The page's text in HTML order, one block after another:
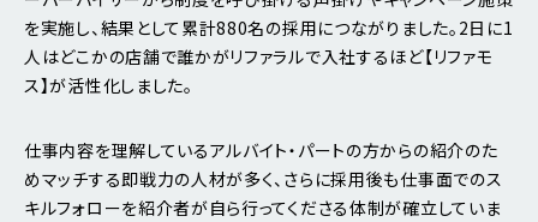
を実施し、結果として累計880名の採用につながりました。2日に1
人はどこかの店舗で誰かがリファラルで入社するほど【リファモ
ス】が活性化しました。
仕事内容を理解しているアルバイト・パートの方からの紹介のた
めマッチする即戦力の人材が多く、さらに採用後も仕事面でのス
キルフォローを紹介者が自ら行ってくださる体制が確立していま